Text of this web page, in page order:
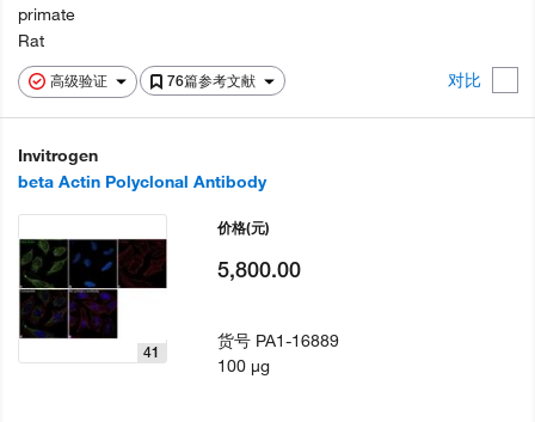
高级验证 76篇参考文献 对比
primate
Rat
Invitrogen
beta Actin Polyclonal Antibody
41
价格(元)
5,800.00
货号 PA1-16889
100 µg